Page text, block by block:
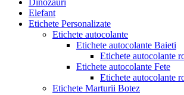
Dinozauri
Elefant
Etichete Personalizate
Etichete autocolante
Etichete autocolante Baieti
Etichete autocolante
Etichete autocolante Fete
Etichete autocolante
Etichete Marturii Botez